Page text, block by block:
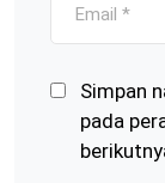
Simpan
pada